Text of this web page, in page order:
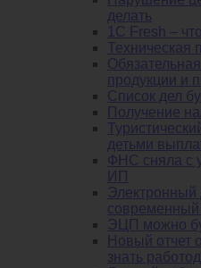
делать
1С Fresh –
Техническая
продукции и
Список дел
Получение
детьми
ФНС сняла с
ИП
Электронный
современный
ЭЦП можно
Новый отчет
знать